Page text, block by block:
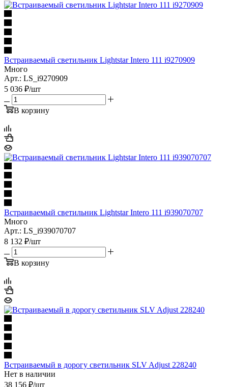
Встраиваемый светильник Lightstar Intero 111 i9270909
Много
Арт.: LS_i9270909
5 036 ₽/шт
В корзину
Встраиваемый светильник Lightstar Intero 111 i939070707
Много
Арт.: LS_i939070707
8 132 ₽/шт
В корзину
Встраиваемый в дорогу светильник SLV Adjust 228240
Нет в наличии
38 156 ₽/шт